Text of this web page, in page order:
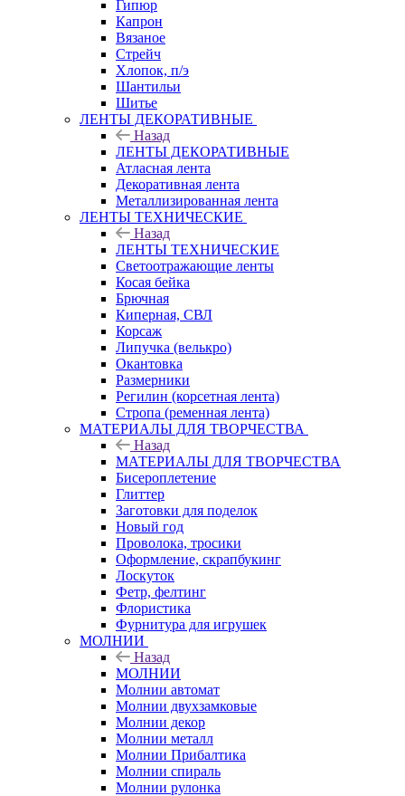
Гипюр
Капрон
Вязаное
Стрейч
Хлопок, п/э
Шантильи
Шитье
ЛЕНТЫ ДЕКОРАТИВНЫЕ
Назад
ЛЕНТЫ ДЕКОРАТИВНЫЕ
Атласная лента
Декоративная лента
Металлизированная лента
ЛЕНТЫ ТЕХНИЧЕСКИЕ
Назад
ЛЕНТЫ ТЕХНИЧЕСКИЕ
Светоотражающие ленты
Косая бейка
Брючная
Киперная, СВЛ
Корсаж
Липучка (велькро)
Окантовка
Размерники
Регилин (корсетная лента)
Стропа (ременная лента)
МАТЕРИАЛЫ ДЛЯ ТВОРЧЕСТВА
Назад
МАТЕРИАЛЫ ДЛЯ ТВОРЧЕСТВА
Бисероплетение
Глиттер
Заготовки для поделок
Новый год
Проволока, тросики
Оформление, скрапбукинг
Лоскуток
Фетр, фелтинг
Флористика
Фурнитура для игрушек
МОЛНИИ
Назад
МОЛНИИ
Молнии автомат
Молнии двухзамковые
Молнии декор
Молнии металл
Молнии Прибалтика
Молнии спираль
Молнии рулонка